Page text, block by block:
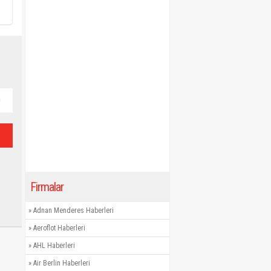
Firmalar
» Adnan Menderes Haberleri
» Aeroflot Haberleri
» AHL Haberleri
» Air Berlin Haberleri